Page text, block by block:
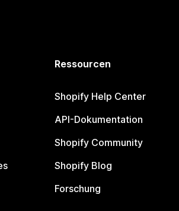
Ressourcen
Shopify Help Center
API-Dokumentation
Shopify Community
Shopify Blog
Forschung